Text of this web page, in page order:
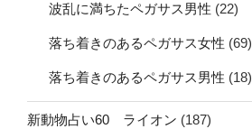
波乱に満ちたペガサス男性 (22)
落ち着きのあるペガサス女性 (69)
落ち着きのあるペガサス男性 (18)
新動物占い60 ライオン (187)